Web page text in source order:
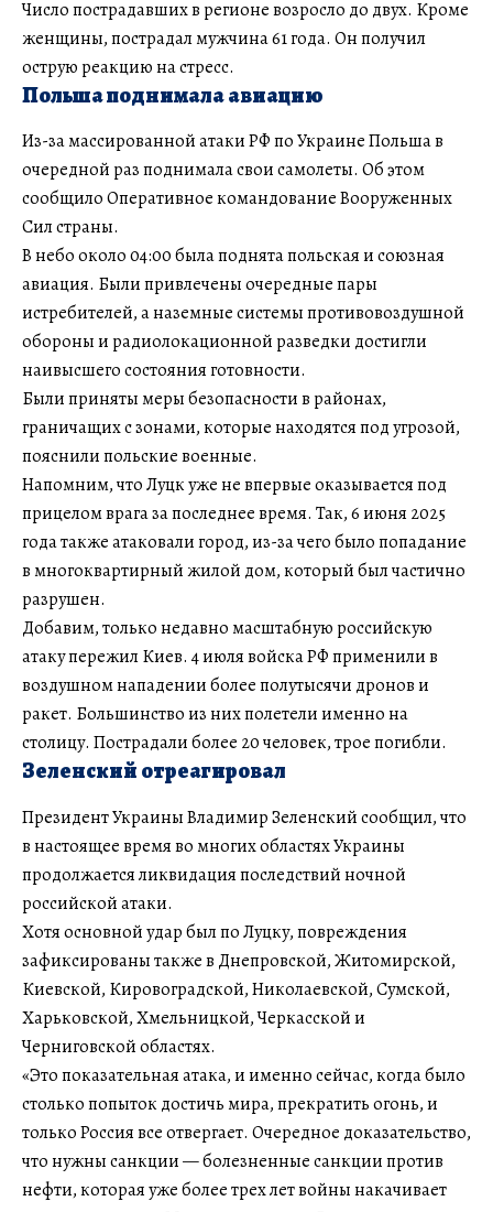
Число пострадавших в регионе возросло до двух. Кроме
женщины, пострадал мужчина 61 года. Он получил
острую реакцию на стресс.
Польша поднимала авиацию
Из-за массированной атаки РФ по Украине Польша в
очередной раз поднимала свои самолеты. Об этом
сообщило Оперативное командование Вооруженных
Сил страны.
В небо около 04:00 была поднята польская и союзная
авиация. Были привлечены очередные пары
истребителей, а наземные системы противовоздушной
обороны и радиолокационной разведки достигли
наивысшего состояния готовности.
Были приняты меры безопасности в районах,
граничащих с зонами, которые находятся под угрозой,
пояснили польские военные.
Напомним, что Луцк уже не впервые оказывается под
прицелом врага за последнее время. Так, 6 июня 2025
года также атаковали город, из-за чего было попадание
в многоквартирный жилой дом, который был частично
разрушен.
Добавим, только недавно масштабную российскую
атаку пережил Киев. 4 июля войска РФ применили в
воздушном нападении более полутысячи дронов и
ракет. Большинство из них полетели именно на
столицу. Пострадали более 20 человек, трое погибли.
Зеленский отреагировал
Президент Украины Владимир Зеленский сообщил, что
в настоящее время во многих областях Украины
продолжается ликвидация последствий ночной
российской атаки.
Хотя основной удар был по Луцку, повреждения
зафиксированы также в Днепровской, Житомирской,
Киевской, Кировоградской, Николаевской, Сумской,
Харьковской, Хмельницкой, Черкасской и
Черниговской областях.
«Это показательная атака, и именно сейчас, когда было
столько попыток достичь мира, прекратить огонь, и
только Россия все отвергает. Очередное доказательство,
что нужны санкции — болезненные санкции против
нефти, которая уже более трех лет войны накачивает